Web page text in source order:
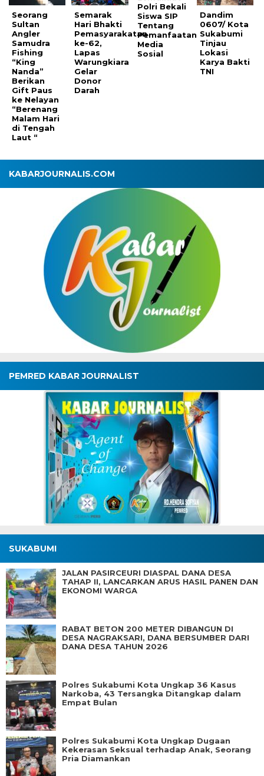
Seorang
Sultan
Angler
Samudra
Fishing
“King
Nanda”
Berikan
Gift Paus
ke Nelayan
“Berenang
Malam Hari
di Tengah
Laut “
Semarak
Hari Bhakti
Pemasyarakatan
ke-62,
Lapas
Warungkiara
Gelar
Donor
Darah
Polri Bekali
Siswa SIP
Tentang
Pemanfaatan
Media
Sosial
Dandim
0607/ Kota
Sukabumi
Tinjau
Lokasi
Karya Bakti
TNI
KABARJOURNALIS.COM
PEMRED KABAR JOURNALIST
SUKABUMI
JALAN PASIRCEURI DIASPAL DANA DESA
TAHAP II, LANCARKAN ARUS HASIL PANEN DAN
EKONOMI WARGA
RABAT BETON 200 METER DIBANGUN DI
DESA NAGRAKSARI, DANA BERSUMBER DARI
DANA DESA TAHUN 2026
Polres Sukabumi Kota Ungkap 36 Kasus
Narkoba, 43 Tersangka Ditangkap dalam
Empat Bulan
Polres Sukabumi Kota Ungkap Dugaan
Kekerasan Seksual terhadap Anak, Seorang
Pria Diamankan